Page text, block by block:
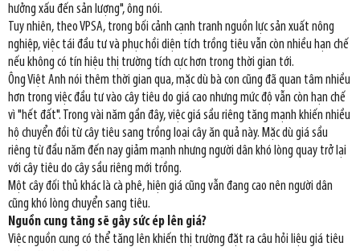
hưởng xấu đến sản lượng", ông nói.
Tuy nhiên, theo VPSA, trong bối cảnh cạnh tranh nguồn lực sản xuất nông
nghiệp, việc tái đầu tư và phục hồi diện tích trồng tiêu vẫn còn nhiều hạn chế
nếu không có tín hiệu thị trường tích cực hơn trong thời gian tới.
Ông Việt Anh nói thêm thời gian qua, mặc dù bà con cũng đã quan tâm nhiều
hơn trong việc đầu tư vào cây tiêu do giá cao nhưng mức độ vẫn còn hạn chế
vì "hết đất". Trong vài năm gần đây, việc giá sầu riêng tăng mạnh khiến nhiều
hộ chuyển đồi từ cây tiêu sang trồng loại cây ăn quả này. Mặc dù giá sầu
riêng từ đầu năm đến nay giảm mạnh nhưng người dân khó lòng quay trở lại
với cây tiêu do cây sầu riêng mới trồng.
Một cây đối thủ khác là cà phê, hiện giá cũng vẫn đang cao nên người dân
cũng khó lòng chuyển sang tiêu.
Nguồn cung tăng sẽ gây sức ép lên giá?
Việc nguồn cung có thể tăng lên khiến thị trường đặt ra câu hỏi liệu giá tiêu